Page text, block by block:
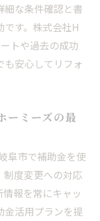
細な条件確認と書
す。株式会社H
トや過去の成功
安心してリフォ
ーミーズの最
阜市で補助金を使
制度変更への対応
報を常にキャッ
金活用プランを提